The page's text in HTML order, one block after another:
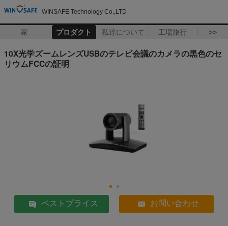
WINSAFE Technology Co.,LTD
家 プロダクト 私達について 工場旅行 >>
10X光学ズームレンズUSBのテレビ会議のカメラの黒色のセ
リウムFCCの証明
ベストプライス お問い合わせ